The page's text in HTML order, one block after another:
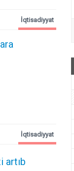
İqtisadiyyat
artıb
İqtisadiyyat